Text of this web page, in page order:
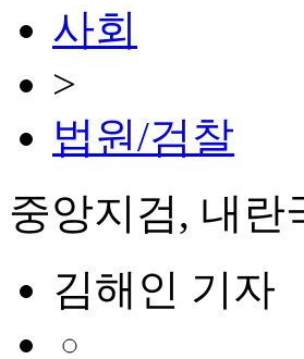
사회
>
법원/검찰
중앙지검, 내란
김해인 기자